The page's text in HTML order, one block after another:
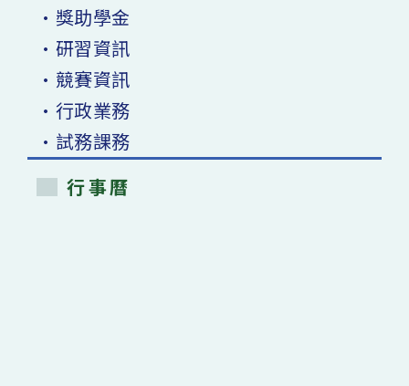
•獎助學金
•研習資訊
•競賽資訊
•行政業務
•試務課務
行事曆